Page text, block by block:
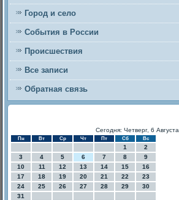
Город и село
События в России
Происшествия
Все записи
Обратная связь
Сегодня: Четверг, 6 Августа
Пн Вт Ср Чт Пт Сб Вс
1
2
3
4 5 6 7 8
9
10
11 12 13 14 15
16
17
18 19 20 21 22
23
24
25 26 27 28 29
30
31